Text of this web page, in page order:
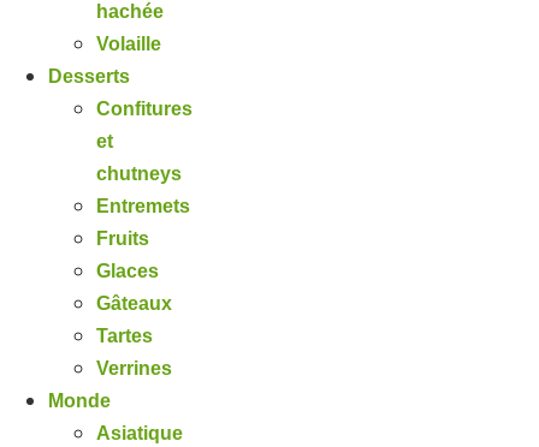
hachée
Volaille
Desserts
Confitures
et
chutneys
Entremets
Fruits
Glaces
Gâteaux
Tartes
Verrines
Monde
Asiatique